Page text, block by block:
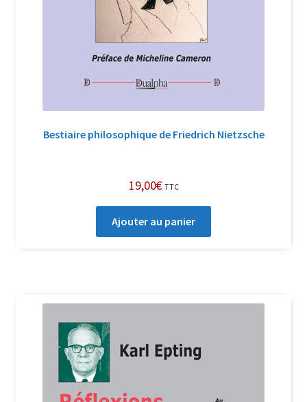
Bestiaire philosophique de Friedrich Nietzsche
19,00€ TTC
Ajouter au panier